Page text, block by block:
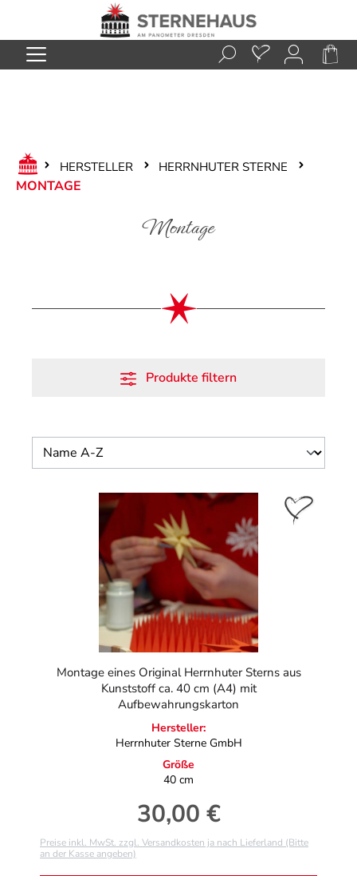
Zum Hauptinhalt springen
HERSTELLER HERRNHUTER STERNE
MONTAGE
Montage
Produkte filtern
Montage eines Original Herrnhuter Sterns aus
Kunststoff ca. 40 cm (A4) mit
Aufbewahrungskarton
Hersteller:
Herrnhuter Sterne GmbH
Größe
40 cm
Regulärer Preis:
30,00 €
Preise inkl. MwSt. zzgl. Versandkosten ja nach Lieferland (Bitte
an der Kasse angeben)